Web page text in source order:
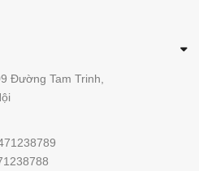
Đường Tam Trinh,